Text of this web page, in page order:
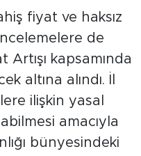
fiyat ve haksız
de
Artışı kapsamında
altına alındı. İl
ilişkin yasal
amacıyla
bünyesindeki